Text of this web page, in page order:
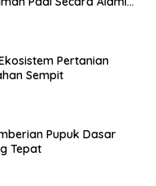
Pertanian
Sempit
Pupuk Dasar
Tepat